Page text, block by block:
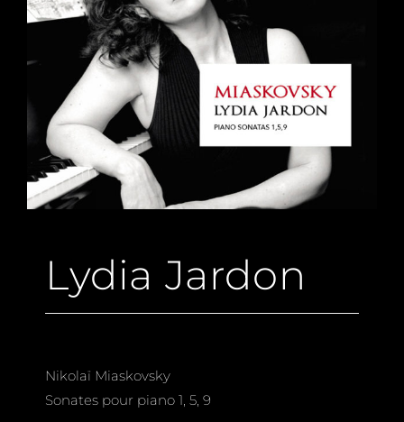
Lydia Jardon
Nikolaï Miaskovsky
Sonates pour piano 1, 5, 9